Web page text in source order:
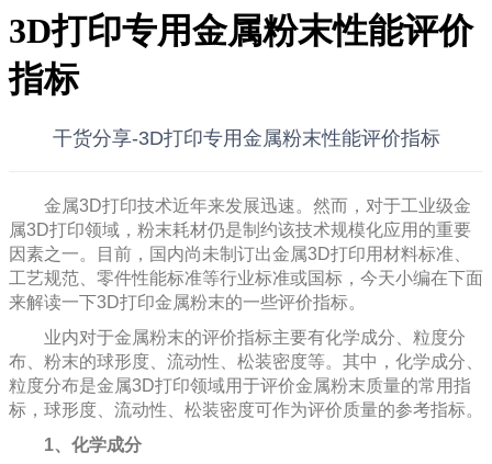
3D打印专用金属粉末性能评价
指标
干货分享-3D打印专用金属粉末性能评价指标
金属3D打印技术近年来发展迅速。然而，对于工业级金
属3D打印领域，粉末耗材仍是制约该技术规模化应用的重要
因素之一。目前，国内尚未制订出金属3D打印用材料标准、
工艺规范、零件性能标准等行业标准或国标，今天小编在下面
来解读一下3D打印金属粉末的一些评价指标。
业内对于金属粉末的评价指标主要有化学成分、粒度分
布、粉末的球形度、流动性、松装密度等。其中，化学成分、
粒度分布是金属3D打印领域用于评价金属粉末质量的常用指
标，球形度、流动性、松装密度可作为评价质量的参考指标。
1、化学成分